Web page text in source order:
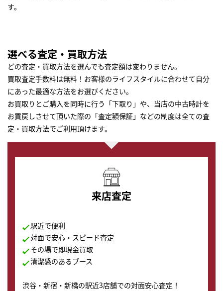
す。
選べる査定・買取方法
どの査定・買取方法を選んでも査定額は変わりません。
買取査定手数料は無料！お客様のライフスタイルに合わせて自分
にあった最適な方法をお選びください。
お買取りとご購入を同時に行う「下取り」や、当店の中古時計を
お買戻しさせて頂いた際の「査定額保証」などの制度は全ての査
定・買取方法でご利用頂けます。
来店査定
駅近で便利
対面で安心・スピード査定
その場で即現金買取
清潔感のあるブース
渋谷・新宿・新橋の駅近3店舗での対面安心査定！